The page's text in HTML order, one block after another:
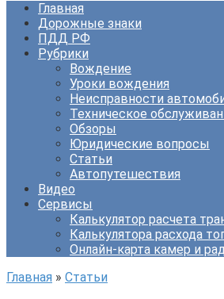
Главная
Дорожные знаки
ПДД РФ
Рубрики
Вождение
Уроки вождения
Неисправности
Техническое
Обзоры
Юридические вопросы
Статьи
Автопутешествия
Видео
Сервисы
Калькулятор расчета
Калькулятора расхода
Онлайн-карта камер и
Главная » Статьи